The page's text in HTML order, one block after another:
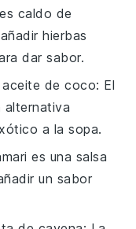
caldo de
hierbas
dar sabor.
aceite de coco: El
alternativa
a la sopa.
es una salsa
un sabor